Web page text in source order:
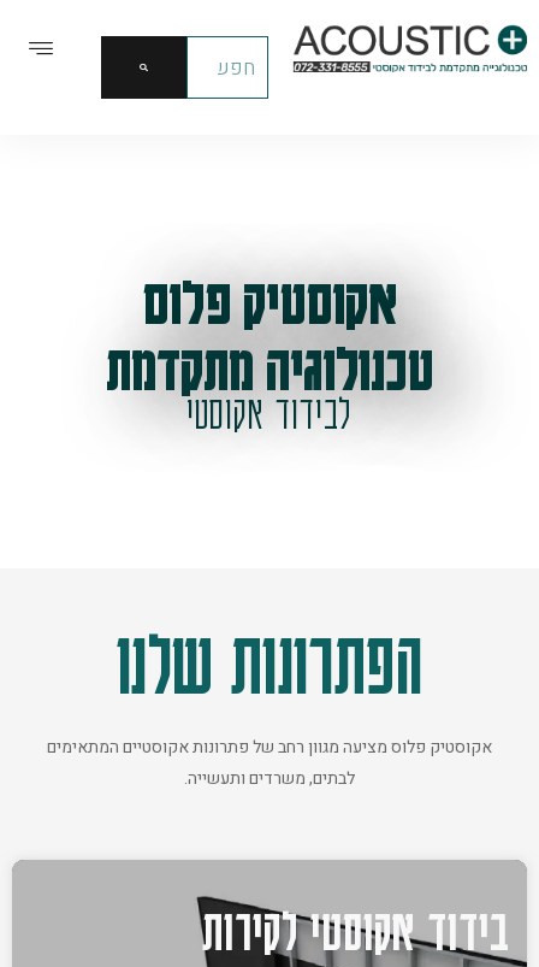
אקוסטיק פלוס
טכנולוגיה מתקדמת
לבידוד אקוסטי
הפתרונות שלנו
אקוסטיק פלוס מציעה מגוון רחב של פתרונות אקוסטיים המתאימים
לבתים, משרדים ותעשייה.
בידוד אקוסטי לקירות